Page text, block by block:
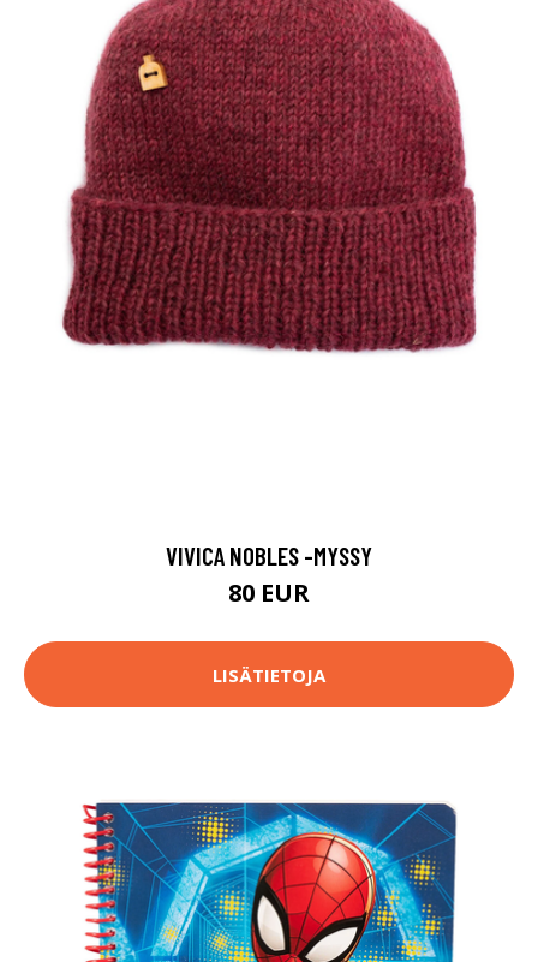
VIVICA NOBLES -MYSSY
80 EUR
LISÄTIETOJA